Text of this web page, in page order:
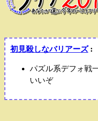
初見殺しなバリアーズ:
パズル系デフォ戦
いいぞ